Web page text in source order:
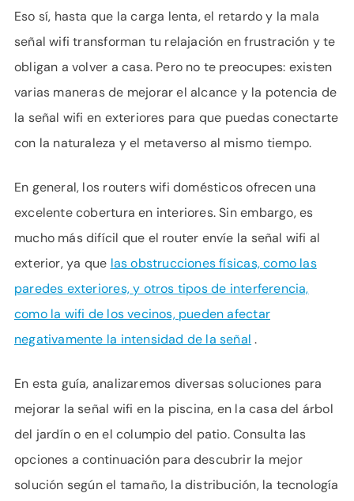
Eso sí, hasta que la carga lenta, el retardo y la mala
señal wifi transforman tu relajación en frustración y te
obligan a volver a casa. Pero no te preocupes: existen
varias maneras de mejorar el alcance y la potencia de
la señal wifi en exteriores para que puedas conectarte
con la naturaleza y el metaverso al mismo tiempo.
En general, los routers wifi domésticos ofrecen una
excelente cobertura en interiores. Sin embargo, es
mucho más difícil que el router envíe la señal wifi al
exterior, ya que las obstrucciones físicas, como las
paredes exteriores, y otros tipos de interferencia,
como la wifi de los vecinos, pueden afectar
negativamente la intensidad de la señal .
En esta guía, analizaremos diversas soluciones para
mejorar la señal wifi en la piscina, en la casa del árbol
del jardín o en el columpio del patio. Consulta las
opciones a continuación para descubrir la mejor
solución según el tamaño, la distribución, la tecnología